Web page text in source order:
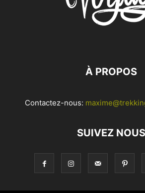
À PROPOS
Contactez-nous:
SUIVEZ NOUS